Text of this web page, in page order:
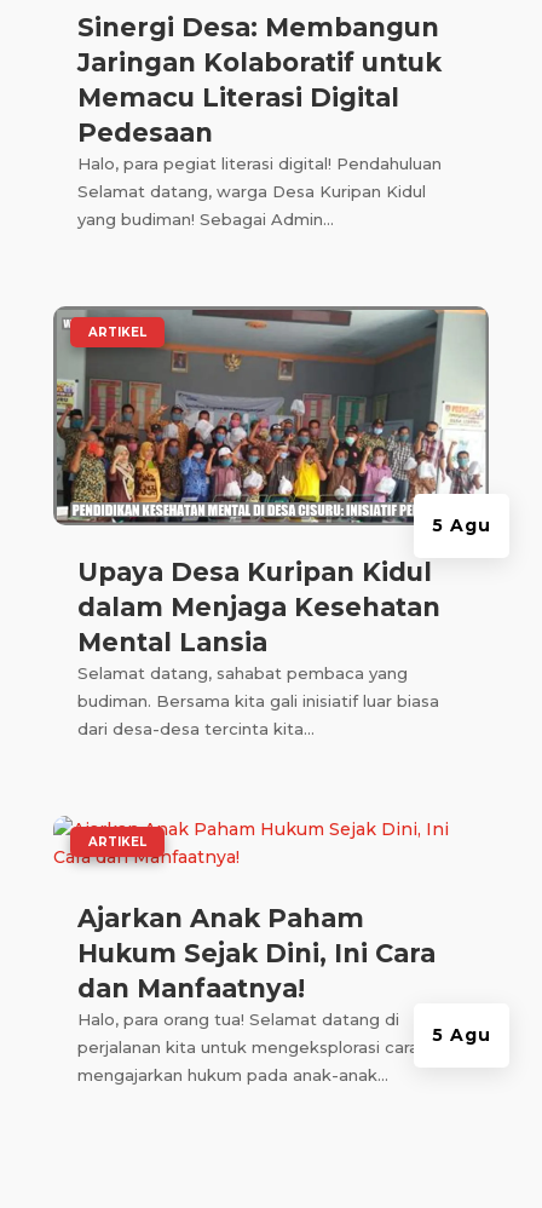
Sinergi Desa: Membangun
Jaringan Kolaboratif untuk
Memacu Literasi Digital
Pedesaan
Halo, para pegiat literasi digital! Pendahuluan
Selamat datang, warga Desa Kuripan Kidul
yang budiman! Sebagai Admin...
Upaya Desa Kuripan Kidul
dalam Menjaga Kesehatan
Mental Lansia
5 Agu
ARTIKEL
Selamat datang, sahabat pembaca yang
budiman. Bersama kita gali inisiatif luar biasa
dari desa-desa tercinta kita...
Ajarkan Anak Paham
Hukum Sejak Dini, Ini Cara
dan Manfaatnya!
5 Agu
ARTIKEL
Halo, para orang tua! Selamat datang di
perjalanan kita untuk mengeksplorasi cara
mengajarkan hukum pada anak-anak...